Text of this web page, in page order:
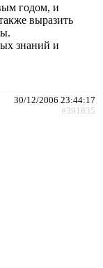
годом, и
выразить
знаний и
30/12/2006 23:44:17
#391835